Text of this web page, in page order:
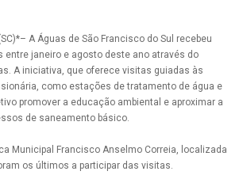
A Águas de São Francisco do Sul recebeu
entre janeiro e agosto deste ano através do
A iniciativa, que oferece visitas guiadas às
como estações de tratamento de água e
promover a educação ambiental e aproximar a
de saneamento básico.
Municipal Francisco Anselmo Correia, localizada
os últimos a participar das visitas.